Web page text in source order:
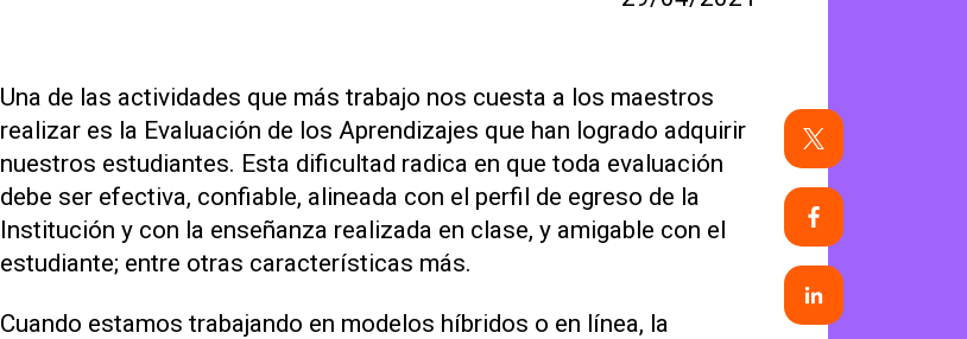
Una de las actividades que más trabajo nos cuesta a los maestros
realizar es la Evaluación de los Aprendizajes que han logrado adquirir
nuestros estudiantes. Esta dificultad radica en que toda evaluación
debe ser efectiva, confiable, alineada con el perfil de egreso de la
Institución y con la enseñanza realizada en clase, y amigable con el
estudiante; entre otras características más.
Cuando estamos trabajando en modelos híbridos o en línea, la